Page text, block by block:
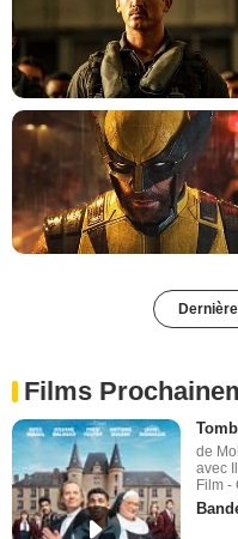
Films
de
avec
Film -